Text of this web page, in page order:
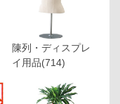
陳列・ディスプレ
イ用品(714)